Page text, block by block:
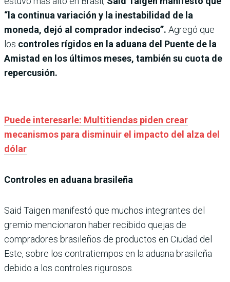
“la continua variación y la inestabilidad de la
moneda, dejó al comprador indeciso”. Agregó que
los controles rígidos en la aduana del Puente de la
Amistad en los últimos meses, también su cuota de
repercusión.
Puede interesarle: Multitiendas piden crear
mecanismos para disminuir el impacto del alza del
dólar
Controles en aduana brasileña
Said Taigen manifestó que muchos integrantes del
gremio mencionaron haber recibido quejas de
compradores brasileños de productos en Ciudad del
Este, sobre los contratiempos en la aduana brasileña
debido a los controles rigurosos.